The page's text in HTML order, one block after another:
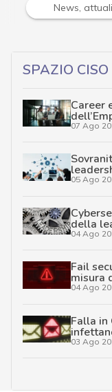
Attacchi
SPAZIO CISO
Career
07 Ago
05 Ago
della
04 Ago
Fail
misura
04 Ago
Falla in
03 Ago